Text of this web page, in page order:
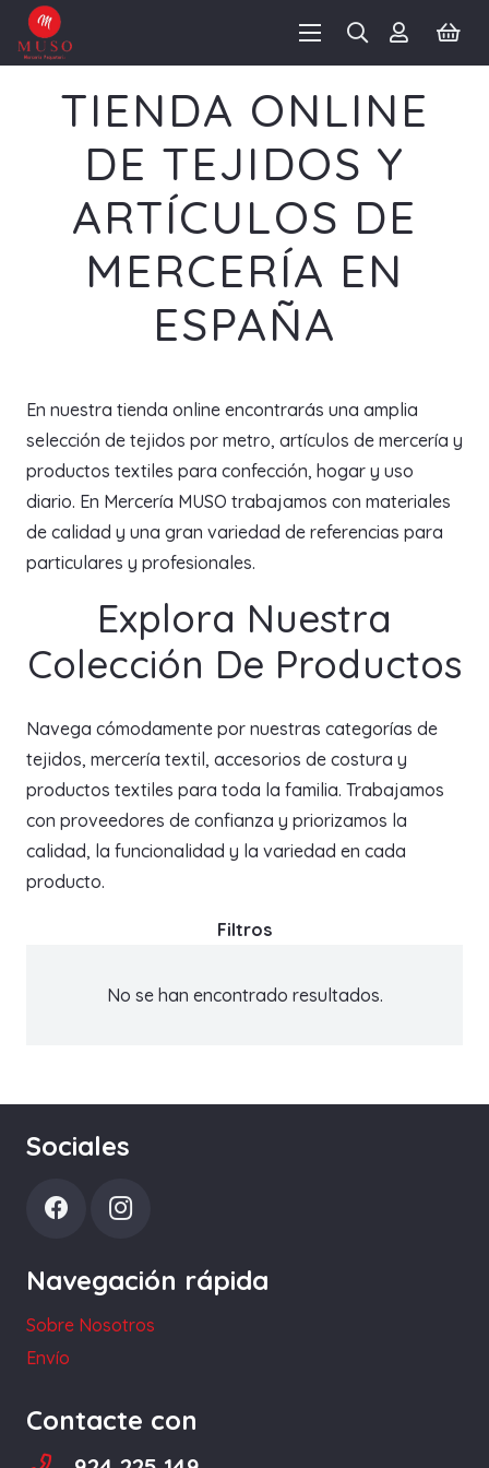
TIENDA ONLINE
DE TEJIDOS Y
ARTÍCULOS DE
MERCERÍA EN
ESPAÑA
En nuestra tienda online encontrarás una amplia
selección de tejidos por metro, artículos de mercería y
productos textiles para confección, hogar y uso
diario. En Mercería MUSO trabajamos con materiales
de calidad y una gran variedad de referencias para
particulares y profesionales.
Explora Nuestra
Colección De Productos
Navega cómodamente por nuestras categorías de
tejidos, mercería textil, accesorios de costura y
productos textiles para toda la familia. Trabajamos
con proveedores de confianza y priorizamos la
calidad, la funcionalidad y la variedad en cada
producto.
Filtros
No se han encontrado resultados.
Sociales
Navegación rápida
Sobre Nosotros
Envío
Contacte con